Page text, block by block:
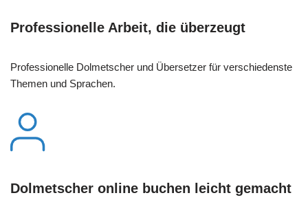
Professionelle Arbeit, die überzeugt
Professionelle Dolmetscher und Übersetzer für verschiedenste
Themen und Sprachen.
Dolmetscher online buchen leicht gemacht